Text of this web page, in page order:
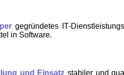
gegründetes IT-
in Software.
und Einsatz stabiler und